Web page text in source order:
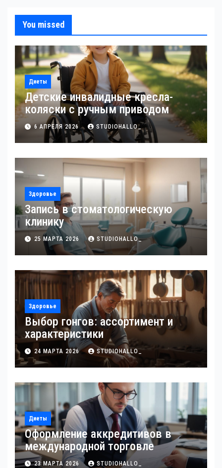
You missed
Диеты
Детские инвалидные кресла-
коляски с ручным приводом
6 АПРЕЛЯ 2026 STUDIOHALLO_
Здоровье
Запись в стоматологическую
клинику
25 МАРТА 2026 STUDIOHALLO_
Здоровье
Выбор гонгов: ассортимент и
характеристики
24 МАРТА 2026 STUDIOHALLO_
Диеты
Оформление аккредитивов в
международной торговле
23 МАРТА 2026 STUDIOHALLO_